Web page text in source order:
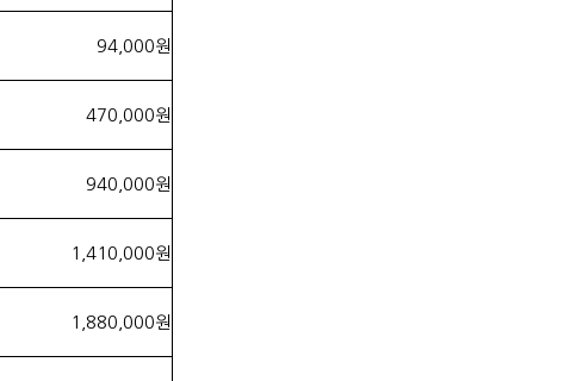
94,000원
470,000원
940,000원
1,410,000원
1,880,000원